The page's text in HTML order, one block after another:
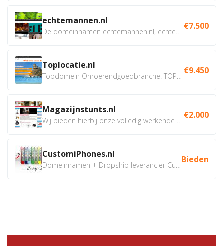
echtemannen.nl €7.500
Toplocatie.nl €9.450
Magazijnstunts.nl €2.000
CustomiPhones.nl Bieden